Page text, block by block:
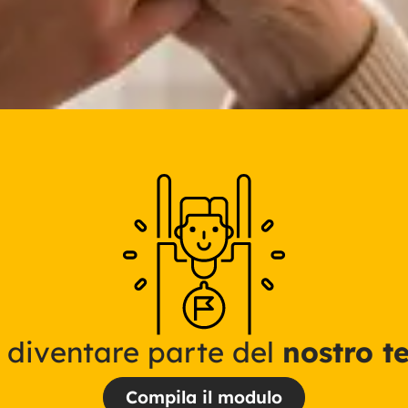
diventare parte del nostro
Compila il modulo